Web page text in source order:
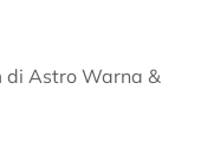
di Astro Warna &